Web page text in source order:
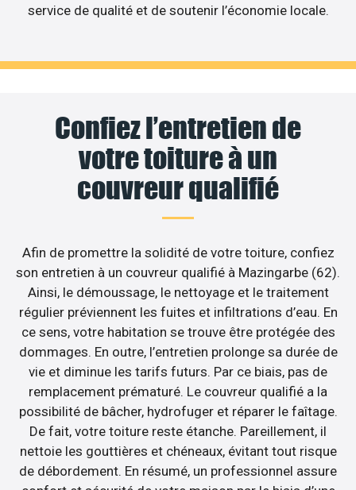
service de qualité et de soutenir l’économie locale.
Confiez l’entretien de
votre toiture à un
couvreur qualifié
Afin de promettre la solidité de votre toiture, confiez
son entretien à un couvreur qualifié à Mazingarbe (62).
Ainsi, le démoussage, le nettoyage et le traitement
régulier préviennent les fuites et infiltrations d’eau. En
ce sens, votre habitation se trouve être protégée des
dommages. En outre, l’entretien prolonge sa durée de
vie et diminue les tarifs futurs. Par ce biais, pas de
remplacement prématuré. Le couvreur qualifié a la
possibilité de bâcher, hydrofuger et réparer le faîtage.
De fait, votre toiture reste étanche. Pareillement, il
nettoie les gouttières et chéneaux, évitant tout risque
de débordement. En résumé, un professionnel assure